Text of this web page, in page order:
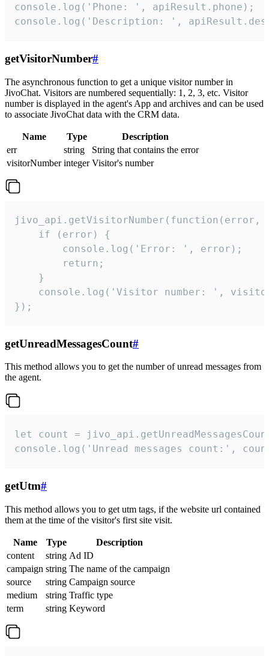
console.log('Phone: ', apiResult.phone);
console.log('Description: ',
getVisitorNumber#
The asynchronous function to get a unique visitor number in
JivoChat. Visitors are numbered sequentially: 1, 2, 3, etc. Visitor
number is displayed in the agent's App and archives and can be used
to associate JivoChat data with the CRM data.
Name Type
Description
err
string
String that contains the error
visitorNumber integer Visitor's number
jivo_api.getVisitorNumber(function(error,
    if (error) {
        console.log('Error: ', error);
        return;
    }
console.log('Visitor number: ',
});
getUnreadMessagesCount#
This method allows you to get the number of unread messages from
the agent.
let count =
console.log('Unread messages count:',
getUtm#
This method allows you to get utm tags, if the website url contained
them at the time of the visitor's first site visit.
Name Type
Description
content
string Ad ID
campaign string The name of the campaign
source
string Campaign source
medium
string Traffic type
term
string Keyword